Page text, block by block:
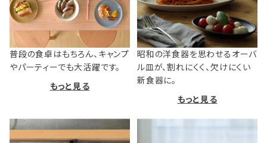
普段の食卓はもちろん、キャンプ
やパーティーでも大活躍です。
もっと見る
昭和の洋食器を思わせるオーバ
ル皿が、割れにくく、欠けにくい
新食器に。
もっと見る